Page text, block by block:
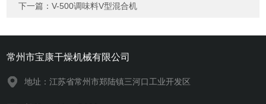
下一篇：V-500调味料V型混合机
常州市宝康干燥机械有限公司
地址：江苏省常州市郑陆镇三河口工业开发区